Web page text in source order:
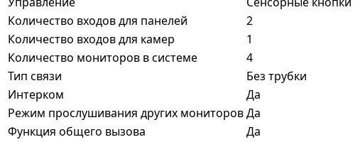
Количество входов для панелей
2
Количество входов для камер
1
Количество мониторов в системе
4
Тип связи
Без трубки
Интерком
Да
Режим прослушивания других мониторовДа
Функция общего вызова
Да